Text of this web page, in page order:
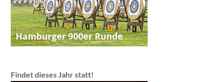
Findet dieses Jahr statt!